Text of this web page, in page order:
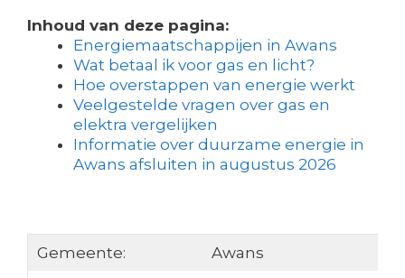
Inhoud van deze pagina:
Energiemaatschappijen in Awans
Wat betaal ik voor gas en licht?
Hoe overstappen van energie werkt
Veelgestelde vragen over gas en
elektra vergelijken
Informatie over duurzame energie in
Awans afsluiten in augustus 2026
Gemeente:
Awans